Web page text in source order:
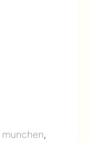
munchen,